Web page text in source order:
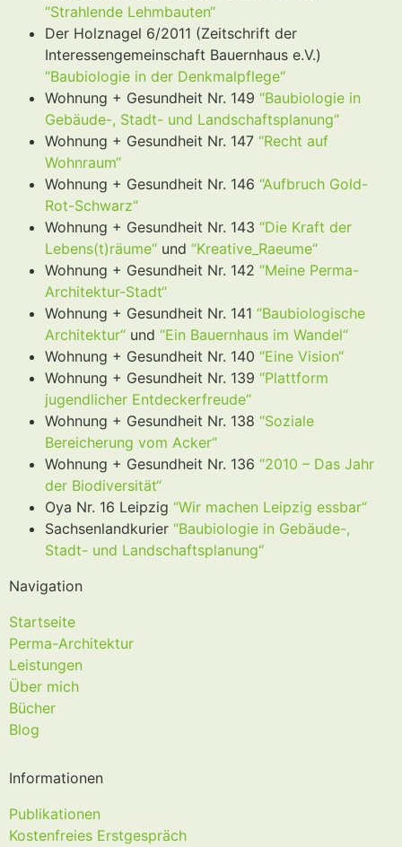
“Strahlende Lehmbauten“
Der Holznagel 6/2011 (Zeitschrift der
Interessengemeinschaft Bauernhaus e.V.)
“Baubiologie in der Denkmalpflege“
Wohnung + Gesundheit Nr. 149 “Baubiologie in
Gebäude-, Stadt- und Landschaftsplanung“
Wohnung + Gesundheit Nr. 147 “Recht auf
Wohnraum“
Wohnung + Gesundheit Nr. 146 “Aufbruch Gold-
Rot-Schwarz“
Wohnung + Gesundheit Nr. 143 “Die Kraft der
Lebens(t)räume“ und “Kreative_Raeume“
Wohnung + Gesundheit Nr. 142 “Meine Perma-
Architektur-Stadt“
Wohnung + Gesundheit Nr. 141 “Baubiologische
Architektur“ und “Ein Bauernhaus im Wandel“
Wohnung + Gesundheit Nr. 140 “Eine Vision“
Wohnung + Gesundheit Nr. 139 “Plattform
jugendlicher Entdeckerfreude“
Wohnung + Gesundheit Nr. 138 “Soziale
Bereicherung vom Acker“
Wohnung + Gesundheit Nr. 136 “2010 – Das Jahr
der Biodiversität“
Oya Nr. 16 Leipzig “Wir machen Leipzig essbar“
Sachsenlandkurier “Baubiologie in Gebäude-,
Stadt- und Landschaftsplanung“
Navigation
Startseite
Perma-Architektur
Leistungen
Über mich
Bücher
Blog
Informationen
Publikationen
Kostenfreies Erstgespräch